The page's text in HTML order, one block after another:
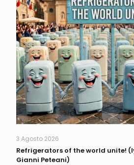
3 Agosto 2026
Refrigerators of the world unite!
Gianni Peteani)